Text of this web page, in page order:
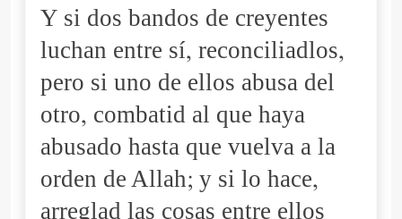
Y si dos bandos de creyentes
luchan entre sí, reconciliadlos,
pero si uno de ellos abusa del
otro, combatid al que haya
abusado hasta que vuelva a la
orden de Allah; y si lo hace,